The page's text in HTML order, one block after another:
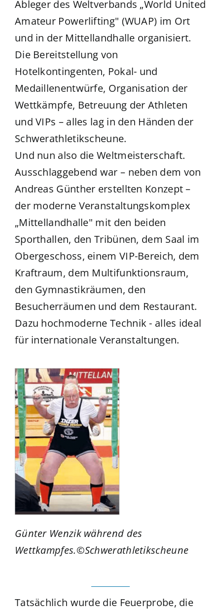
Ableger des Weltverbands „World United
Amateur Powerlifting" (WUAP) im Ort
und in der Mittellandhalle organisiert.
Die Bereitstellung von
Hotelkontingenten, Pokal- und
Medaillenentwürfe, Organisation der
Wettkämpfe, Betreuung der Athleten
und VIPs – alles lag in den Händen der
Schwerathletikscheune.
Und nun also die Weltmeisterschaft.
Ausschlaggebend war – neben dem von
Andreas Günther erstellten Konzept –
der moderne Veranstaltungskomplex
„Mittellandhalle" mit den beiden
Sporthallen, den Tribünen, dem Saal im
Obergeschoss, einem VIP-Bereich, dem
Kraftraum, dem Multifunktionsraum,
den Gymnastikräumen, den
Besucherräumen und dem Restaurant.
Dazu hochmoderne Technik - alles ideal
für internationale Veranstaltungen.
Günter Wenzik während des
Wettkampfes.©Schwerathletikscheune
Tatsächlich wurde die Feuerprobe, die